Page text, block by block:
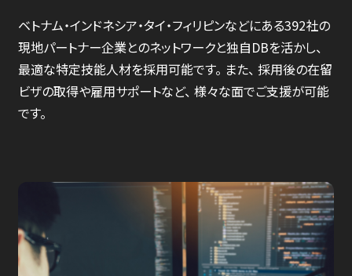
ベトナム・インドネシア・タイ・フィリピンなどにある392社の
現地パートナー企業とのネットワークと独自DBを活かし、
最適な特定技能人材を採用可能です。 また、 採用後の在留
ビザの取得や雇用サポートなど、 様々な面でご支援が可能
です。